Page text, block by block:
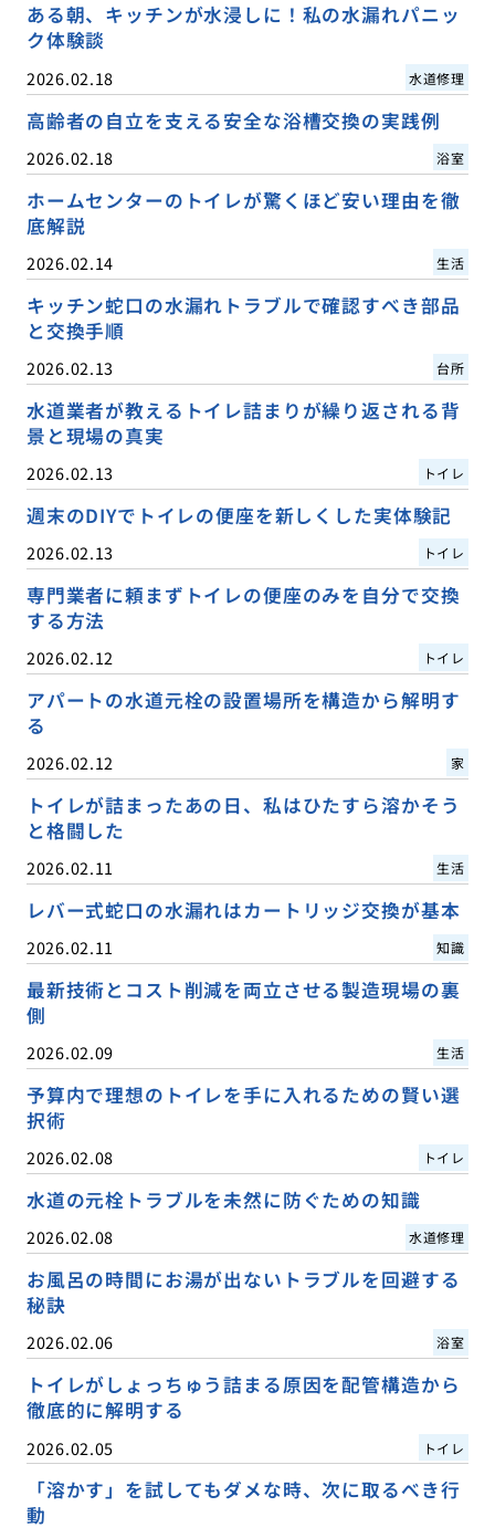
ある朝、キッチンが水浸しに！私の水漏れパニッ
ク体験談
2026.02.18 水道修理
高齢者の自立を支える安全な浴槽交換の実践例
2026.02.18 浴室
ホームセンターのトイレが驚くほど安い理由を徹
底解説
2026.02.14 生活
キッチン蛇口の水漏れトラブルで確認すべき部品
と交換手順
2026.02.13 台所
水道業者が教えるトイレ詰まりが繰り返される背
景と現場の真実
2026.02.13 トイレ
週末のDIYでトイレの便座を新しくした実体験記
2026.02.13 トイレ
専門業者に頼まずトイレの便座のみを自分で交換
する方法
2026.02.12 トイレ
アパートの水道元栓の設置場所を構造から解明す
る
2026.02.12 家
トイレが詰まったあの日、私はひたすら溶かそう
と格闘した
2026.02.11 生活
レバー式蛇口の水漏れはカートリッジ交換が基本
2026.02.11 知識
最新技術とコスト削減を両立させる製造現場の裏
側
2026.02.09 生活
予算内で理想のトイレを手に入れるための賢い選
択術
2026.02.08 トイレ
水道の元栓トラブルを未然に防ぐための知識
2026.02.08 水道修理
お風呂の時間にお湯が出ないトラブルを回避する
秘訣
2026.02.06 浴室
トイレがしょっちゅう詰まる原因を配管構造から
徹底的に解明する
2026.02.05 トイレ
「溶かす」を試してもダメな時、次に取るべき行
動